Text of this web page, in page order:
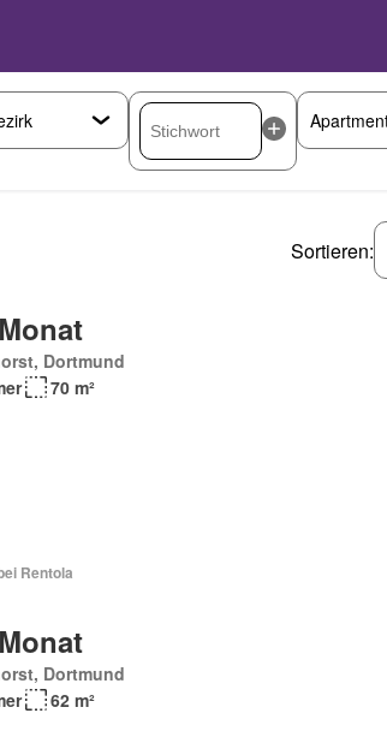
Sortieren:
Dortmund
70 m²
Rentola
Dortmund
62 m²